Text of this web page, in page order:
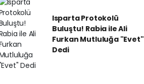
Isparta Protokolü
Buluştu! Rabia ile Ali
Furkan Mutluluğa "Evet"
Dedi